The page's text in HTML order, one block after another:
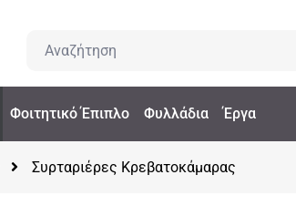
Φοιτητικό Έπιπλο Φυλλάδια Έργα
Συρταριέρες Κρεβατοκάμαρας